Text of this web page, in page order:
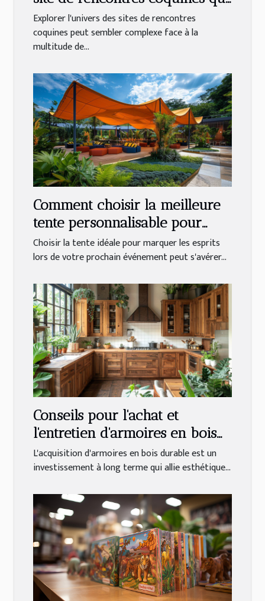
vous correspond
Explorer l'univers des sites de rencontres
coquines peut sembler complexe face à la
multitude de...
Comment choisir la meilleure
tente personnalisable pour
votre événement
Choisir la tente idéale pour marquer les esprits
lors de votre prochain événement peut s'avérer...
Conseils pour l'achat et
l'entretien d'armoires en bois
durables
L'acquisition d'armoires en bois durable est un
investissement à long terme qui allie esthétique...